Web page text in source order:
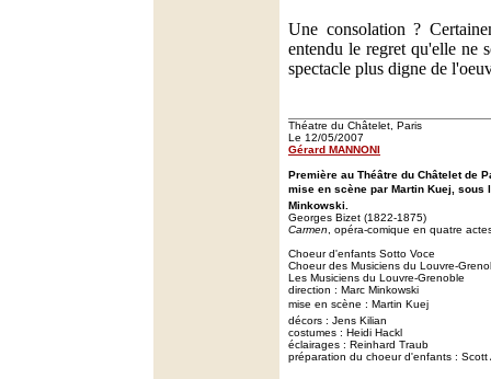
Une consolation ?
entendu le regret qu'elle ne
spectacle plus digne de
Théatre du Châtelet, Paris
Le 12/05/2007
Gérard MANNONI
Première au Théâtre du Châtelet de
mise en scène par Martin Kuej,
Minkowski.
Georges Bizet (1822-1875)
Carmen , opéra-comique en quatre
Choeur d'enfants Sotto Voce
Choeur des Musiciens du Louvre-
Les Musiciens du Louvre-Grenoble
direction : Marc Minkowski
mise en scène : Martin Kuej
décors : Jens Kilian
costumes : Heidi Hackl
éclairages : Reinhard Traub
préparation du choeur d'enfants : Scott